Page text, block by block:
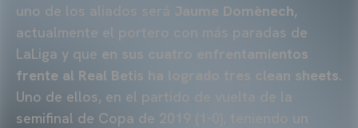
uno de los aliados será Jaume Domènech,
actualmente el portero con más paradas de
LaLiga y que en sus cuatro enfrentamientos
frente al Real Betis ha logrado tres clean sheets.
Uno de ellos, en el partido de vuelta de la
semifinal de Copa de 2019 (1-0), teniendo un